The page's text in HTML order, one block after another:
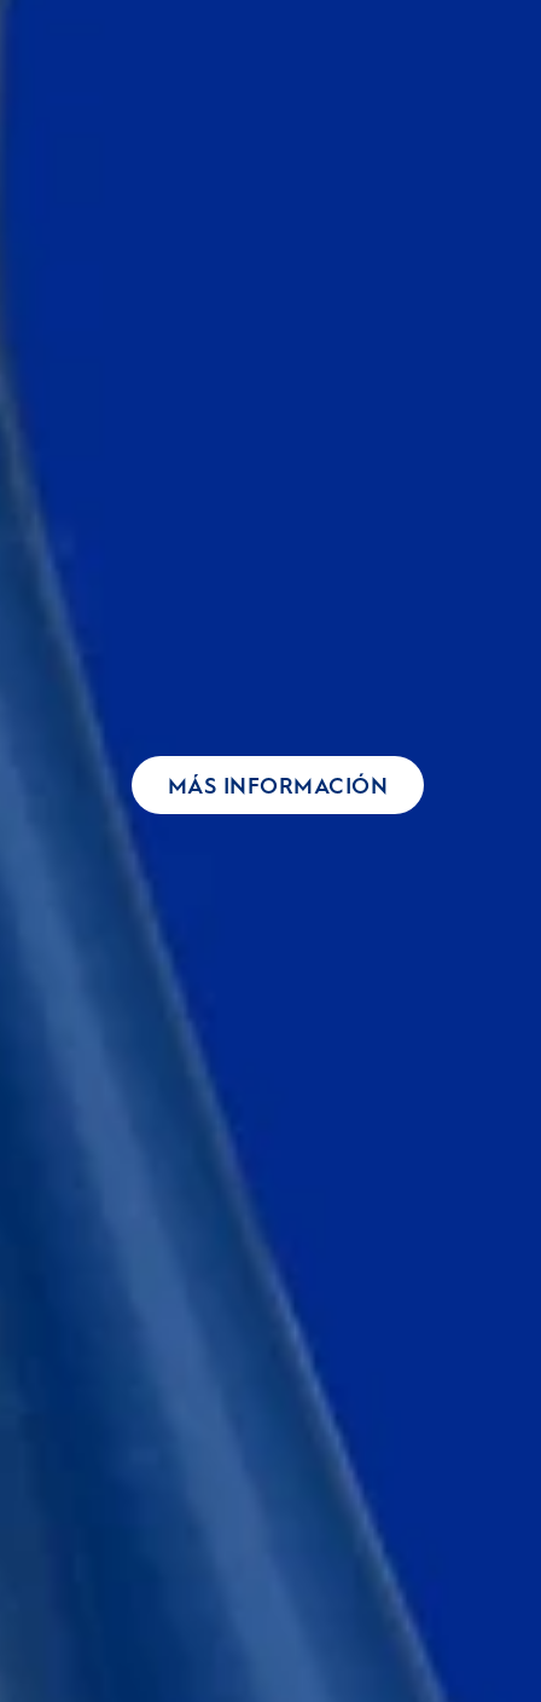
MÁS INFORMACIÓN